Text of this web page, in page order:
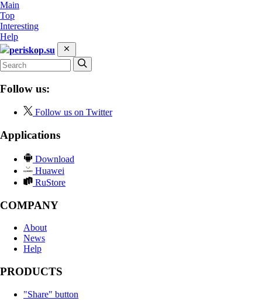
Main
Top
Interesting
Help
periskop.su
Follow us:
Follow us on Twitter
Applications
Download
Huawei
RuStore
COMPANY
About
News
Help
PRODUCTS
"Share" button